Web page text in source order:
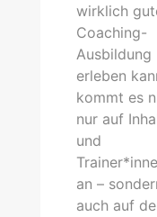
wirklich
Coaching-
Ausbildung
erleben
kommt es
nur auf
und
an –
auch auf